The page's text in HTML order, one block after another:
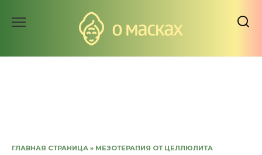
ГЛАВНАЯ СТРАНИЦА » МЕЗОТЕРАПИЯ ОТ ЦЕЛЛЮЛИТА